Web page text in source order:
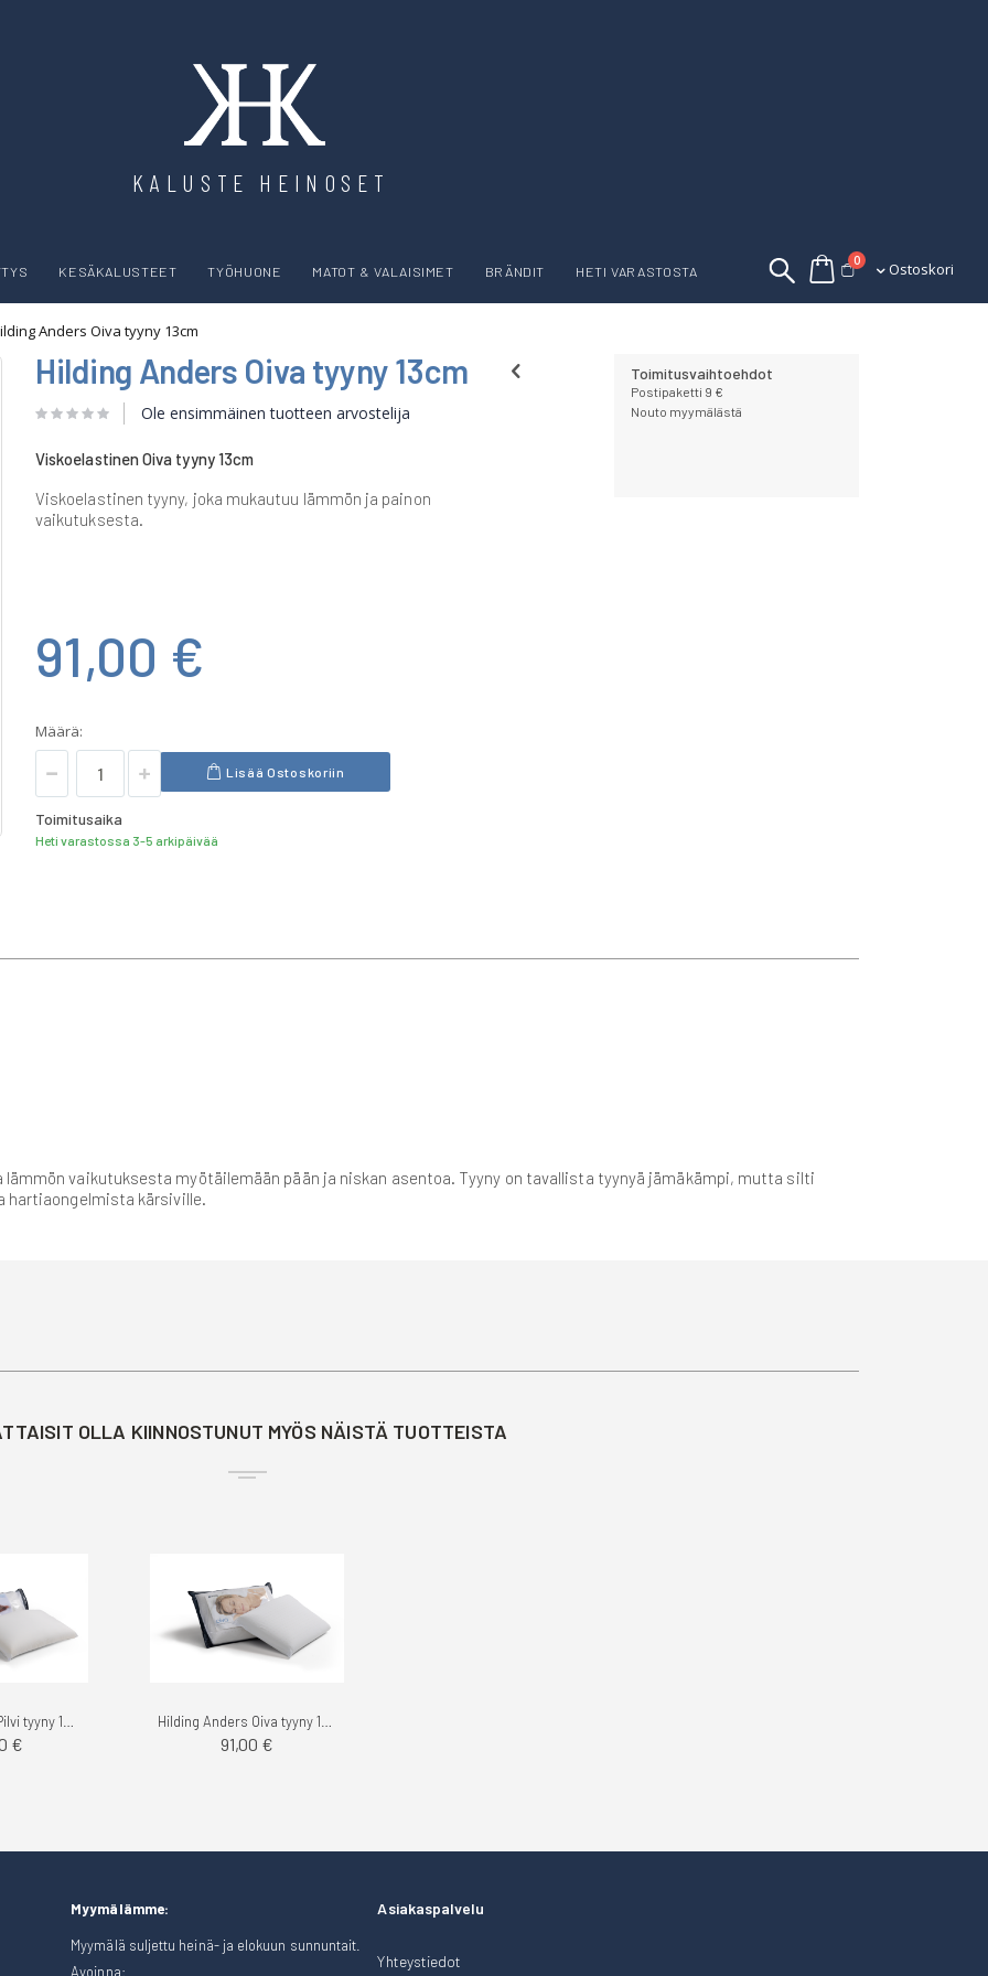
KALUSTE HEINOSET
Ostoskori
0tuotettaOstoskori
KESÄKALUSTEET TYÖHUONE MATOT & VALAISIMET BRÄNDIT HETI VARASTOSTA
Anders Oiva tyyny 13cm
Hilding Anders Oiva tyyny 13cm
Ole ensimmäinen tuotteen arvostelija
Viskoelastinen Oiva tyyny 13cm
Viskoelastinen tyyny, joka mukautuu lämmön ja painon
vaikutuksesta.
91,00 €
Määrä:
Lisää Ostoskoriin
Toimitusaika
Heti varastossa 3-5 arkipäivää
Toimitusvaihtoehdot
Postipaketti 9 €
Nouto myymälästä
lämmön vaikutuksesta myötäilemään pään ja niskan asentoa. Tyyny on tavallista tyynyä jämäkämpi, mutta silti
hartiaongelmista kärsiville.
OLLA KIINNOSTUNUT MYÖS NÄISTÄ TUOTTEISTA
€ 91,00 €
Myymälämme:
Myymälä suljettu heinä- ja elokuun sunnuntait.
Avoinna:
Asiakaspalvelu
Yhteystiedot